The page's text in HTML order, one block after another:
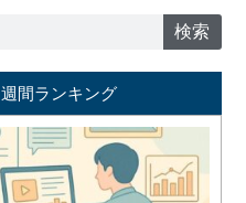
検索
週間ランキング